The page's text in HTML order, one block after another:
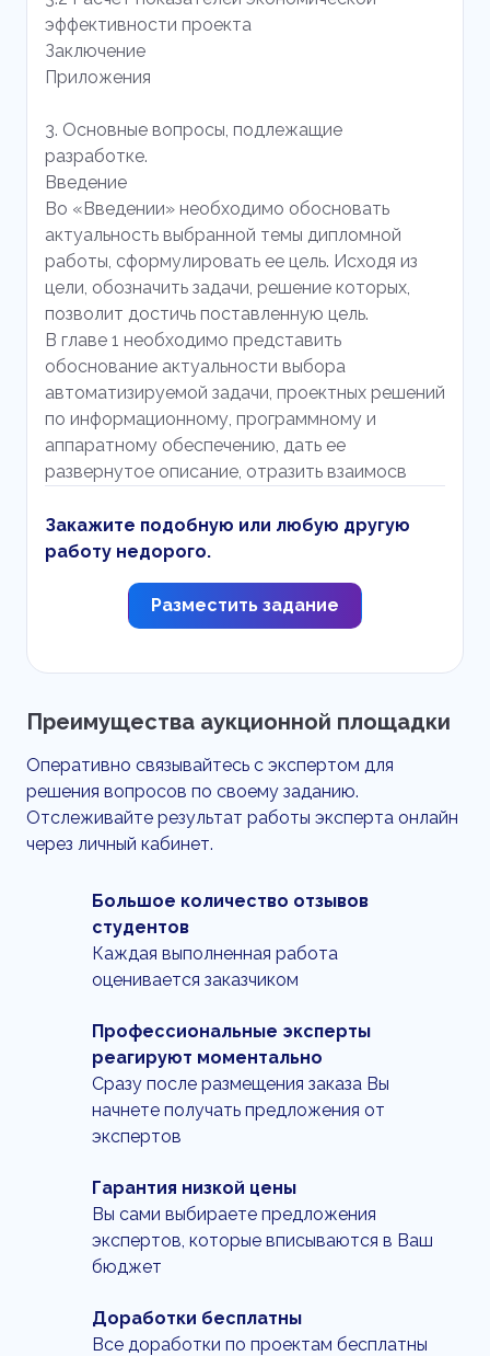
эффективности проекта
Заключение
Приложения
3. Основные вопросы, подлежащие
разработке.
Введение
Во «Введении» необходимо обосновать
актуальность выбранной темы дипломной
работы, сформулировать ее цель. Исходя из
цели, обозначить задачи, решение которых,
позволит достичь поставленную цель.
В главе 1 необходимо представить
обоснование актуальности выбора
автоматизируемой задачи, проектных решений
по информационному, программному и
аппаратному обеспечению, дать ее
развернутое описание, отразить взаимосв
Закажите подобную или любую другую
работу недорого.
Разместить задание
Преимущества аукционной площадки
Оперативно связывайтесь с экспертом для
решения вопросов по своему заданию.
Отслеживайте результат работы эксперта онлайн
через личный кабинет.
Большое количество отзывов
студентов
Каждая выполненная работа
оценивается заказчиком
Профессиональные эксперты
реагируют моментально
Сразу после размещения заказа Вы
начнете получать предложения от
экспертов
Гарантия низкой цены
Вы сами выбираете предложения
экспертов, которые вписываются в Ваш
бюджет
Доработки бесплатны
Все доработки по проектам бесплатны